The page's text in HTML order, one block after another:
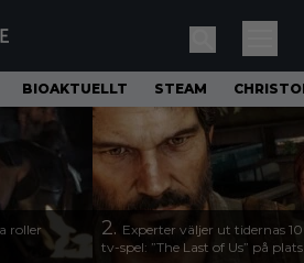
BIOAKTUELLT STEAM
roller
2. Experter väljer ut tidernas
tv-spel: ”The Last of Us” på